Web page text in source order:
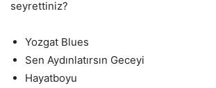
seyrettiniz?
Yozgat Blues
Sen Aydınlatırsın Geceyi
Hayatboyu